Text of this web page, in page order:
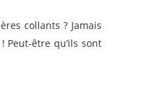
collants ? Jamais
Peut-être qu’ils sont